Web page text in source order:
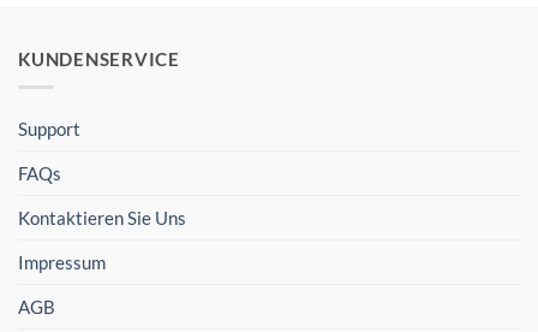
KUNDENSERVICE
Support
FAQs
Kontaktieren Sie Uns
Impressum
AGB